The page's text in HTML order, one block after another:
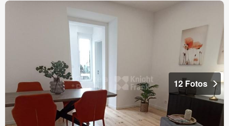
12 Fotos